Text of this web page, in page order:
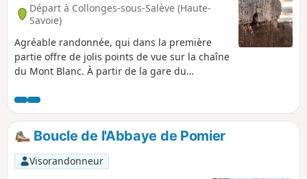
Départ à Collonges-sous-Salève (Haute-
Savoie)
Agréable randonnée, qui dans la première
partie offre de jolis points de vue sur la chaîne
du Mont Blanc. À partir de la gare du
déroule à nos pieds.
Boucle de l'Abbaye de Pomier
Visorandonneur